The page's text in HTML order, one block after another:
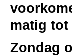
matig
Zondag